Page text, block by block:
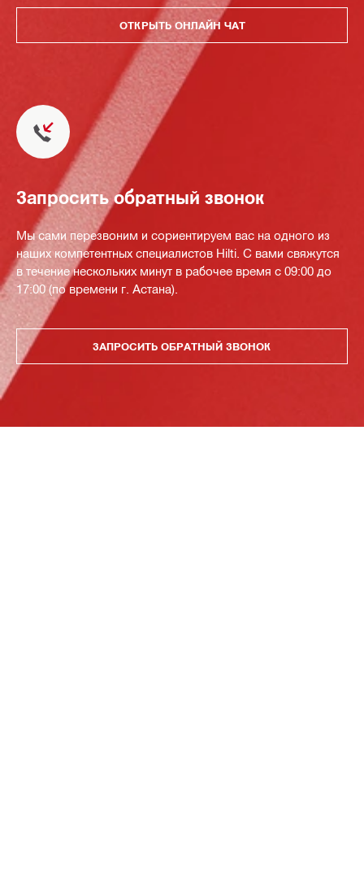
ОТКРЫТЬ ОНЛАЙН ЧАТ
Запросить обратный звонок
Мы сами перезвоним и сориентируем вас на одного из
наших компетентных специалистов Hilti. С вами свяжутся
в течение нескольких минут в рабочее время с 09:00 до
17:00 (по времени г. Астана).
ЗАПРОСИТЬ ОБРАТНЫЙ ЗВОНОК